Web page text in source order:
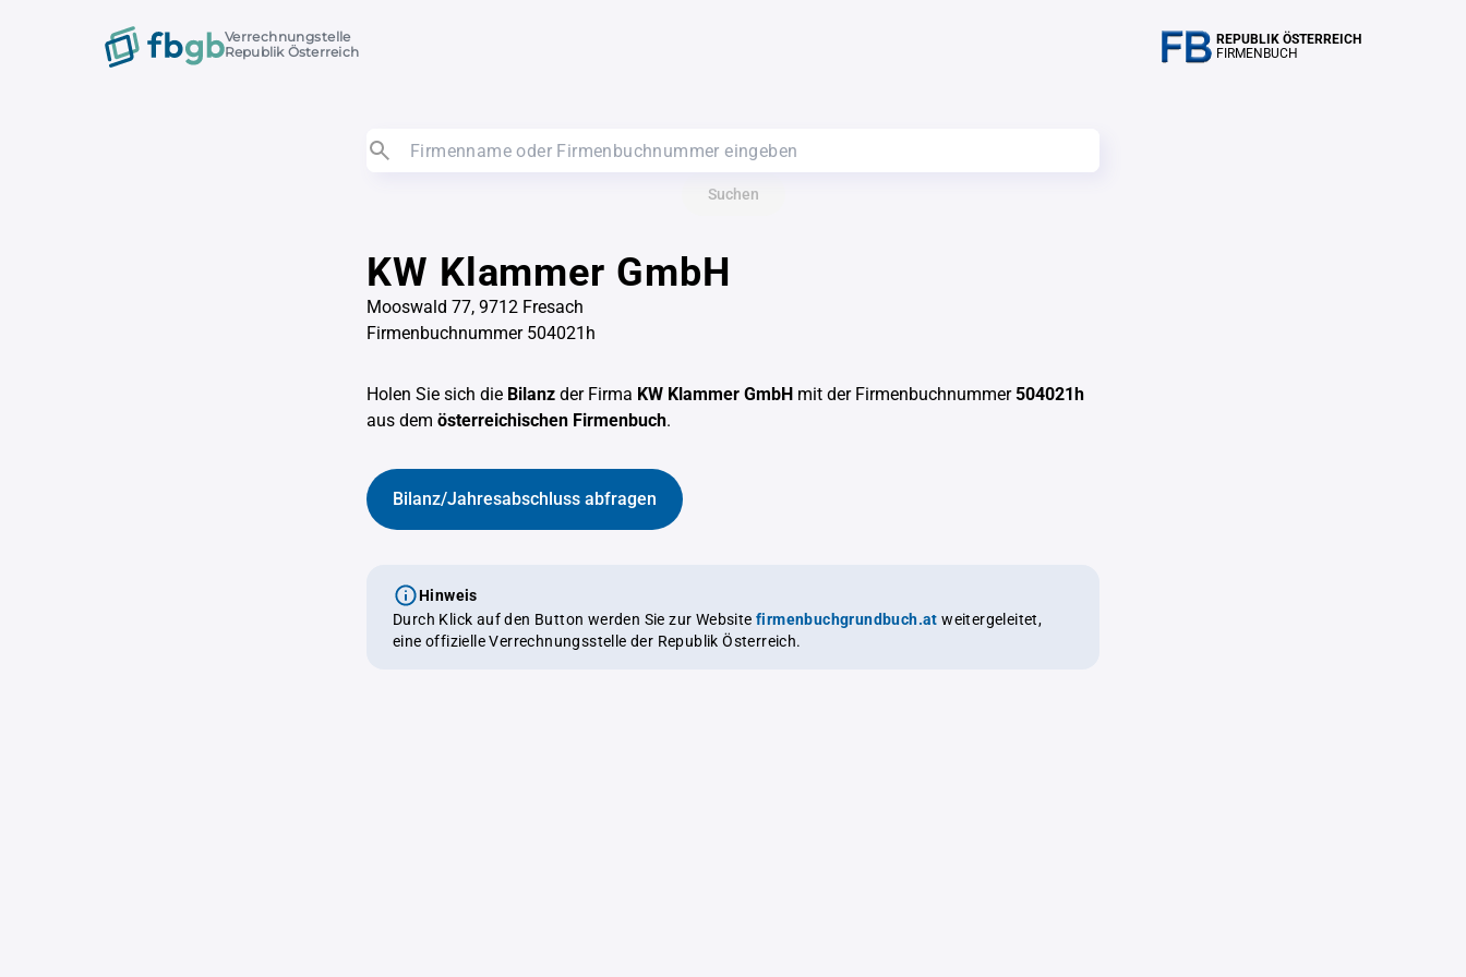
Verrechnungstelle
Republik Österreich
REPUBLIK ÖSTERREICH
FIRMENBUCH
Suchen
KW Klammer GmbH
Mooswald 77, 9712 Fresach
Firmenbuchnummer 504021h
Holen Sie sich die Bilanz der Firma KW Klammer GmbH mit der Firmenbuchnummer504021h
aus dem österreichischen Firmenbuch.
Bilanz/Jahresabschluss abfragen
Hinweis
Durch Klick auf den Button werden Sie zur Website firmenbuchgrundbuch.at weitergeleitet,
eine offizielle Verrechnungsstelle der Republik Österreich.